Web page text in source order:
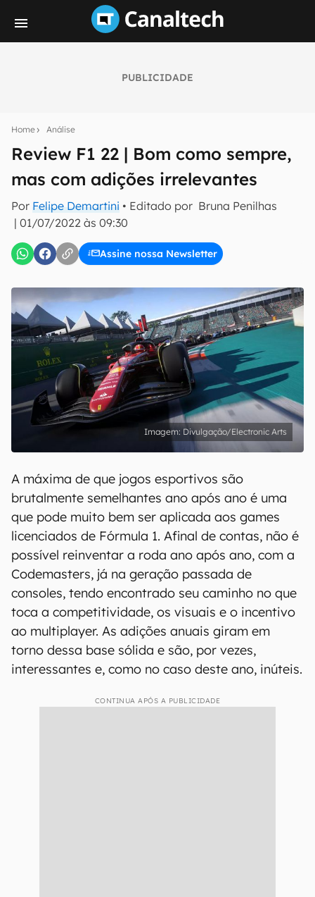
PUBLICIDADE
Home Análise
Review F1 22 | Bom como sempre,
mas com adições irrelevantes
Por Felipe Demartini • Editado por Bruna Penilhas
| 01/07/2022 às 09:30
Assine nossa Newsletter
notícias e reviews sobre tecnologia em primeira
mão.
E-mail
Uso e Política de Privacidade do Canaltech.
Divulgação/Electronic Arts
A máxima de que jogos esportivos são
brutalmente semelhantes ano após ano é uma
que pode muito bem ser aplicada aos games
licenciados de Fórmula 1. Afinal de contas, não é
possível reinventar a roda ano após ano, com a
Codemasters, já na geração passada de
consoles, tendo encontrado seu caminho no que
toca a competitividade, os visuais e o incentivo
ao multiplayer. As adições anuais giram em
torno dessa base sólida e são, por vezes,
interessantes e, como no caso deste ano, inúteis.
CONTINUA APÓS A PUBLICIDADE